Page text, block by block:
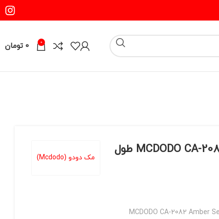
0
0 تومان
مک دودو (Mcdodo)
کابل شارژ لایتنینگ 3 آمپر مک دودو مدل MCDODO CA-2082 طول